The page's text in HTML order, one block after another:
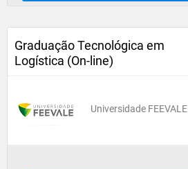
Graduação Tecnológica em
Logística (On-line)
Universidade FEEVALE